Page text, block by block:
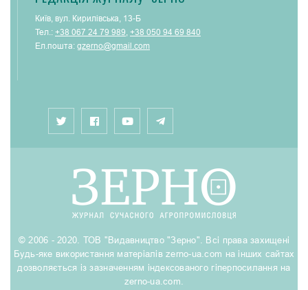
Київ, вул. Кирилівська, 13-Б
Тел.: +38 067 24 79 989 +38 050 94 69 840
Ел.пошта: gzerno@gmail.com
© 2006 - 2020. ТОВ "Видавництво "Зерно". Всі права захищені
Будь-яке використання матеріалів zerno-ua.com на інших сайтах
дозволяється із зазначенням індексованого гіперпосилання на
zerno-ua.com.